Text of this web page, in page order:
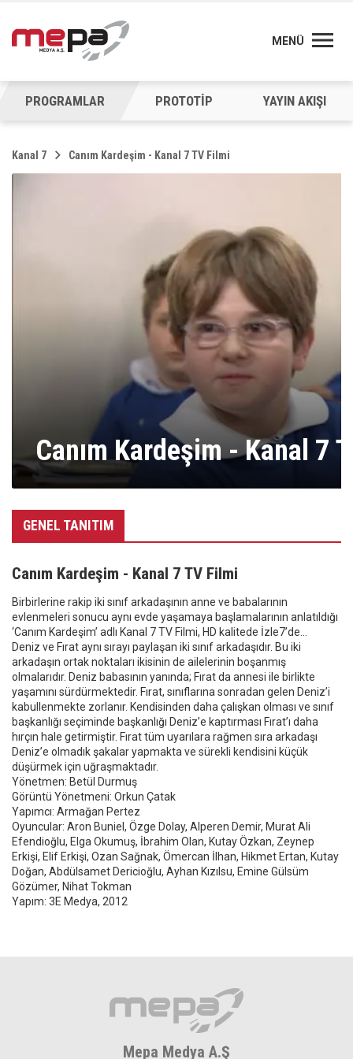
MENÜ
PROGRAMLAR PROTOTİP YAYIN AKIŞI
Kanal 7 Canım Kardeşim - Kanal 7 TV Filmi
Canım Kardeşim - Kanal 7
GENEL TANITIM
Canım Kardeşim - Kanal 7 TV Filmi
Birbirlerine rakip iki sınıf arkadaşının anne ve babalarının
evlenmeleri sonucu aynı evde yaşamaya başlamalarının anlatıldığı
‘Canım Kardeşim’ adlı Kanal 7 TV Filmi, HD kalitede İzle7’de…
Deniz ve Fırat aynı sırayı paylaşan iki sınıf arkadaşıdır. Bu iki
arkadaşın ortak noktaları ikisinin de ailelerinin boşanmış
olmalarıdır. Deniz babasının yanında; Fırat da annesi ile birlikte
yaşamını sürdürmektedir. Fırat, sınıflarına sonradan gelen Deniz’i
kabullenmekte zorlanır. Kendisinden daha çalışkan olması ve sınıf
başkanlığı seçiminde başkanlığı Deniz’e kaptırması Fırat’ı daha
hırçın hale getirmiştir. Fırat tüm uyarılara rağmen sıra arkadaşı
Deniz’e olmadık şakalar yapmakta ve sürekli kendisini küçük
düşürmek için uğraşmaktadır.
Yönetmen: Betül Durmuş
Görüntü Yönetmeni: Orkun Çatak
Yapımcı: Armağan Pertez
Oyuncular: Aron Buniel, Özge Dolay, Alperen Demir, Murat Ali
Efendioğlu, Elga Okumuş, İbrahim Olan, Kutay Özkan, Zeynep
Erkişi, Elif Erkişi, Ozan Sağnak, Ömercan İlhan, Hikmet Ertan, Kutay
Doğan, Abdülsamet Dericioğlu, Ayhan Kızılsu, Emine Gülsüm
Gözümer, Nihat Tokman
Yapım: 3E Medya, 2012
Mepa Medya A.Ş